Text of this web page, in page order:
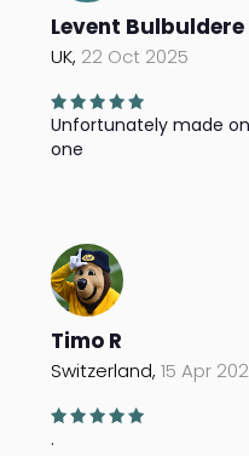
Levent Bulbuldere
UK, 22 Oct 2025
Unfortunately made
one
Timo R
Switzerland,15 Apr
.